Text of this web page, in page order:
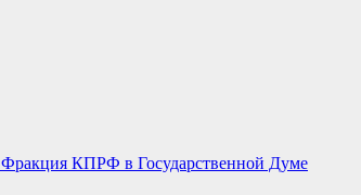
Фракция КПРФ в Государственной Думе